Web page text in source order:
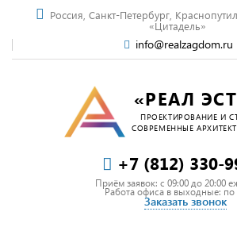
Россия, Санкт-Петербург,
«Цитадель»
info@realzagdom.ru
«РЕАЛ
ПРОЕКТИРОВАНИЕ И
СОВРЕМЕННЫЕ
+7 (812) 330-
Приём заявок: c 09:00 до 20:00
Работа офиса в выходные: по
Заказать звонок